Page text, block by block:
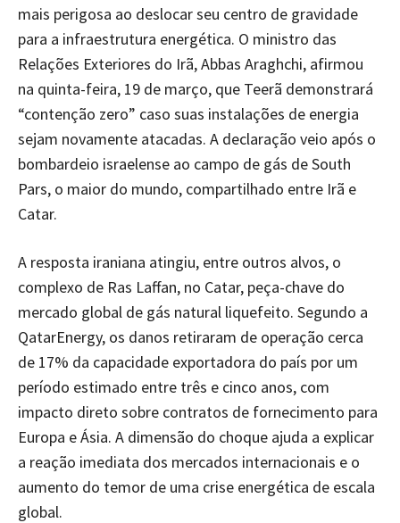
mais perigosa ao deslocar seu centro de gravidade
para a infraestrutura energética. O ministro das
Relações Exteriores do Irã, Abbas Araghchi, afirmou
na quinta-feira, 19 de março, que Teerã demonstrará
“contenção zero” caso suas instalações de energia
sejam novamente atacadas. A declaração veio após o
bombardeio israelense ao campo de gás de South
Pars, o maior do mundo, compartilhado entre Irã e
Catar.
A resposta iraniana atingiu, entre outros alvos, o
complexo de Ras Laffan, no Catar, peça-chave do
mercado global de gás natural liquefeito. Segundo a
QatarEnergy, os danos retiraram de operação cerca
de 17% da capacidade exportadora do país por um
período estimado entre três e cinco anos, com
impacto direto sobre contratos de fornecimento para
Europa e Ásia. A dimensão do choque ajuda a explicar
a reação imediata dos mercados internacionais e o
aumento do temor de uma crise energética de escala
global.